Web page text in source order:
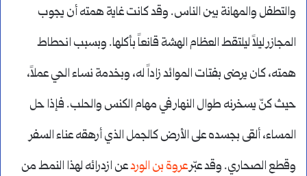
والتطفل والمهانة بين الناس. وقد كانت غاية همته أن يجوب
المجازر ليلاً ليلتقط العظام الهشة قانعاً بأكلها. وبسبب انحطاط
همته، كان يرضى بفتات الموائد زاداً له، وبخدمة نساء الحي عملاً،
حيث كنّ يسخرنه طوال النهار في مهام الكنس والحلب. فإذا حل
المساء، ألقى بجسده على الأرض كالجمل الذي أرهقه عناء السفر
وقطع الصحاري. وقد عبّرعروة بن الوردعن ازدرائه لهذا النمط من